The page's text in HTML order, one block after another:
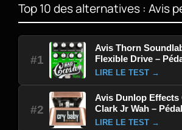
Top 10 des alternatives : Avis
#1
Avis Thorn
Flexible Drive –
LIRE LE TEST →
#2
Avis Dunlop Effects
Clark Jr Wah –
LIRE LE TEST →